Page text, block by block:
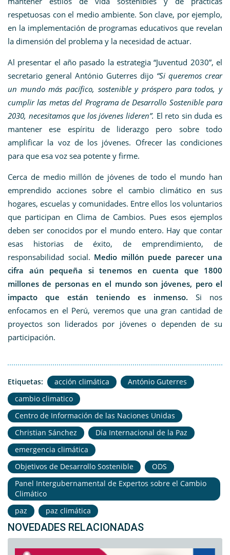
respetuosas con el medio ambiente. Son clave, por ejemplo,
en la implementación de programas educativos que revelan
la dimensión del problema y la necesidad de actuar.
Al presentar el año pasado la estrategia “Juventud 2030”, el
secretario general António Guterres dijo “Si queremos crear
un mundo más pacífico, sostenible y próspero para todos, y
cumplir las metas del Programa de Desarrollo Sostenible para
2030, necesitamos que los jóvenes lideren”. El reto sin duda es
mantener ese espíritu de liderazgo pero sobre todo
amplificar la voz de los jóvenes. Ofrecer las condiciones
para que esa voz sea potente y firme.
Cerca de medio millón de jóvenes de todo el mundo han
emprendido acciones sobre el cambio climático en sus
hogares, escuelas y comunidades. Entre ellos los voluntarios
que participan en Clima de Cambios. Pues esos ejemplos
deben ser conocidos por el mundo entero. Hay que contar
esas historias de éxito, de emprendimiento, de
responsabilidad social. Medio millón puede parecer una
cifra aún pequeña si tenemos en cuenta que 1800
millones de personas en el mundo son jóvenes, pero el
impacto que están teniendo es inmenso. Si nos
enfocamos en el Perú, veremos que una gran cantidad de
proyectos son liderados por jóvenes o dependen de su
participación.
Etiquetas: acción climática
António Guterres
cambio climatico
Centro de Información de las Naciones Unidas
Christian Sánchez
Día Internacional de la Paz
emergencia climática
Objetivos de Desarrollo Sostenible
ODS
Panel Intergubernamental de Expertos sobre el Cambio
Climático
paz
paz climática
NOVEDADES RELACIONADAS